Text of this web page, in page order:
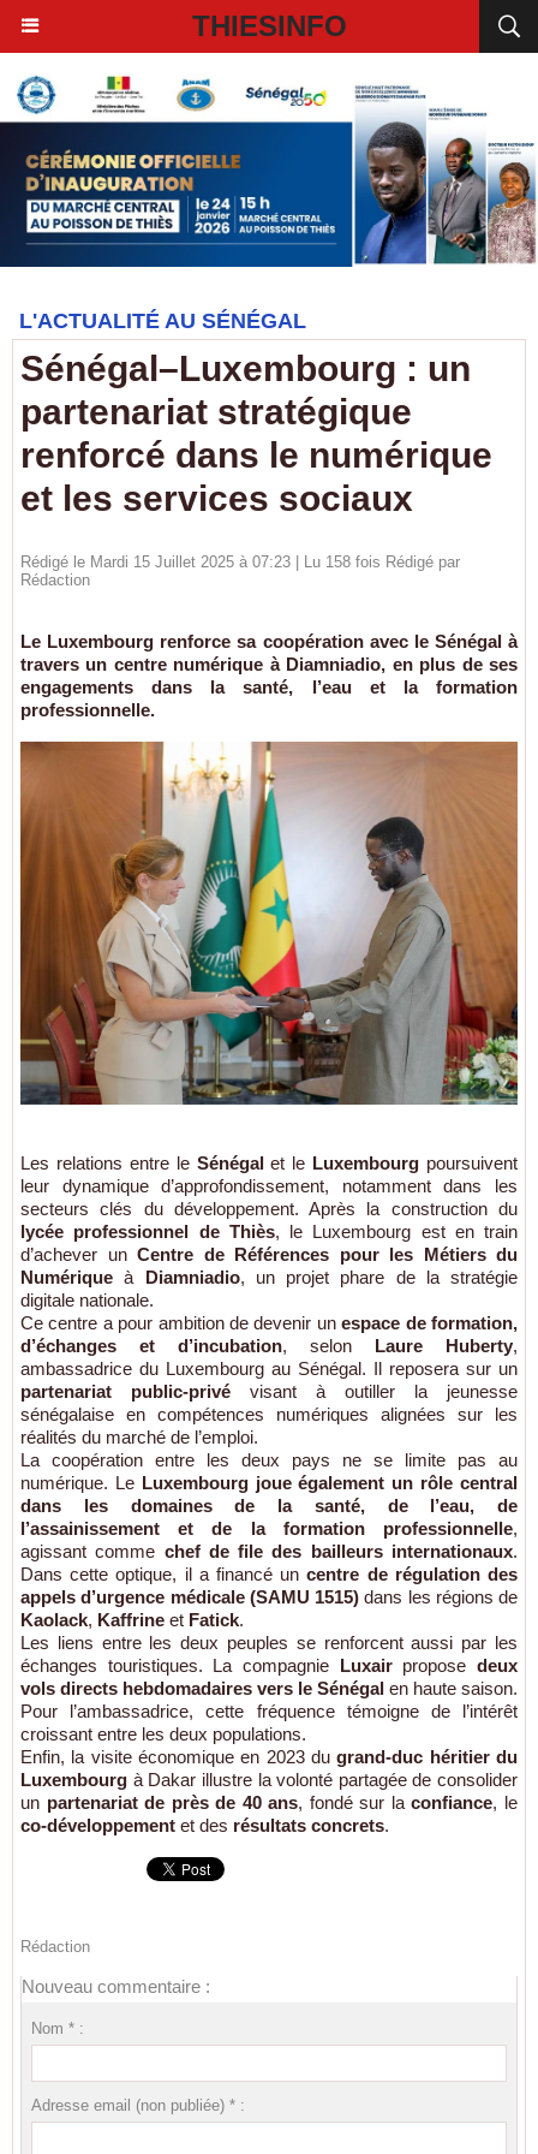
THIESINFO
L'ACTUALITÉ AU SÉNÉGAL
Sénégal–Luxembourg : un
partenariat stratégique
renforcé dans le numérique
et les services sociaux
Rédigé le Mardi 15 Juillet 2025 à 07:23 | Lu 158 fois Rédigé par
Rédaction
Le Luxembourg renforce sa coopération avec le Sénégal à
travers un centre numérique à Diamniadio, en plus de ses
engagements dans la santé, l’eau et la formation
professionnelle.
Les relations entre le Sénégalet le Luxembourg poursuivent
leur dynamique d’approfondissement, notamment dans les
secteurs clés du développement. Après la construction du
lycée professionnel de Thiès, le Luxembourg est en train
d’achever un Centre de Références pour les Métiers du
Numérique à Diamniadio, un projet phare de la stratégie
digitale nationale.
Ce centre a pour ambition de devenir unespace de formation,
d’échanges et d’incubation, selon Laure Huberty,
ambassadrice du Luxembourg au Sénégal. Il reposera sur un
partenariat public-privé visant à outiller la jeunesse
sénégalaise en compétences numériques alignées sur les
réalités du marché de l’emploi.
La coopération entre les deux pays ne se limite pas au
numérique. Le Luxembourg joue également un rôle central
dans les domaines de la santé, de l’eau, de
l’assainissement et de la formation professionnelle,
agissant comme chef de file des bailleurs internationaux.
Dans cette optique, il a financé uncentre de régulation des
appels d’urgence médicale (SAMU 1515) dans les régions de
Kaolack, Kaffrine et Fatick.
Les liens entre les deux peuples se renforcent aussi par les
échanges touristiques. La compagnie Luxairproposedeux
vols directs hebdomadaires vers le Sénégal en haute saison.
Pour l’ambassadrice, cette fréquence témoigne de l’intérêt
croissant entre les deux populations.
Enfin, la visite économique en 2023 dugrand-duc héritier du
Luxembourg à Dakar illustre la volonté partagée de consolider
un partenariat de près de 40 ans, fondé sur laconfiance, le
co-développement et des résultats concrets.
Rédaction
Nouveau commentaire :
Nom * :
Adresse email (non publiée) * :